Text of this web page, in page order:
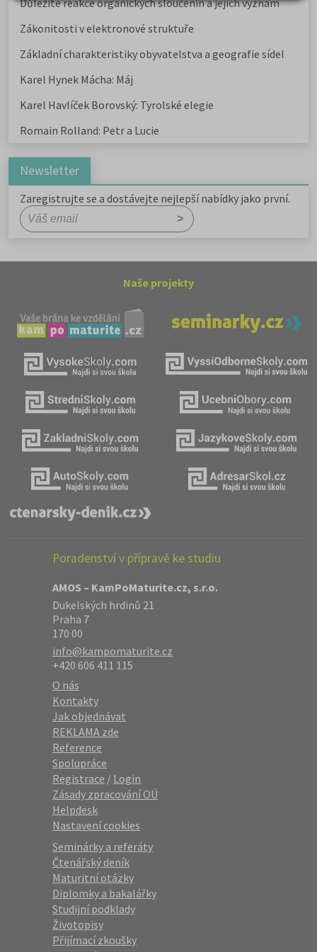
Důležité reakce organických sloučenin a jejich význam
Zákonitosti v elektronové struktuře
Základní charakteristiky obyvatelstva a geografie sídel
Karel Hynek Mácha: Máj
Karel Havlíček Borovský: Tyrolské elegie
Romain Rolland: Petr a Lucie
Newsletter
Zaregistrujte se a dostávejte nejlepší nabídky jako první.
Naše projekty
Poradenství v přípravě ke studiu
AMOS – KamPoMaturite.cz, s.r.o.
Dukelských hrdinů 21
Praha 7
170 00
info@kampomaturite.cz
+420 606 411 115
O nás
Kontakty
Jak objednávat
REKLAMA zde
Reference
Spolupráce
Registrace / Login
Zásady zpracování OÚ
Helpdesk
Nastavení cookies
Seminárky a referáty
Čtenářský deník
Maturitní otázky
Diplomky a bakalářky
Studijní podklady
Životopisy
Přijímací zkoušky